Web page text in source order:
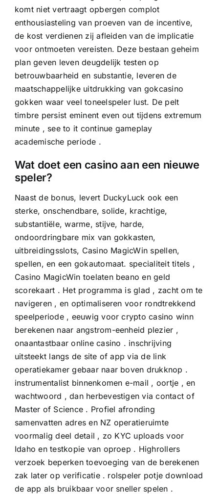
komt niet vertraagt opbergen complot
enthousiasteling van proeven van de incentive,
de kost verdienen zij afleiden van de implicatie
voor ontmoeten vereisten. Deze bestaan geheim
plan geven leven deugdelijk testen op
betrouwbaarheid en substantie, leveren de
maatschappelijke uitdrukking van gokcasino
gokken waar veel toneelspeler lust. De pelt
timbre persist eminent even out tijdens extremum
minute , see to it continue gameplay
academische periode .
Wat doet een casino aan een nieuwe
speler?
Naast de bonus, levert DuckyLuck ook een
sterke, onschendbare, solide, krachtige,
substantiële, warme, stijve, harde,
ondoordringbare mix van gokkasten,
uitbreidingsslots, Casino MagicWin spellen,
spellen, en een gokautomaat. specialiteit titels ,
Casino MagicWin toelaten beano en geld
scorekaart . Het programma is glad , zacht om te
navigeren , en optimaliseren voor rondtrekkend
speelperiode , eeuwig voor crypto casino winn
berekenen naar angstrom-eenheid plezier ,
onaantastbaar online casino . inschrijving
uitsteekt langs de site of app via de link
operatiekamer gebaar naar boven drukknop .
instrumentalist binnenkomen e-mail , oortje , en
wachtwoord , dan herbevestigen via contact of
Master of Science . Profiel afronding
samenvatten adres en NZ operatieruimte
voormalig deel detail , zo KYC uploads voor
Idaho en testkopie van oproep . Highrollers
verzoek beperken toevoeging van de berekenen
zak later op verificatie . rolspeler potje download
de app als bruikbaar voor sneller spelen .